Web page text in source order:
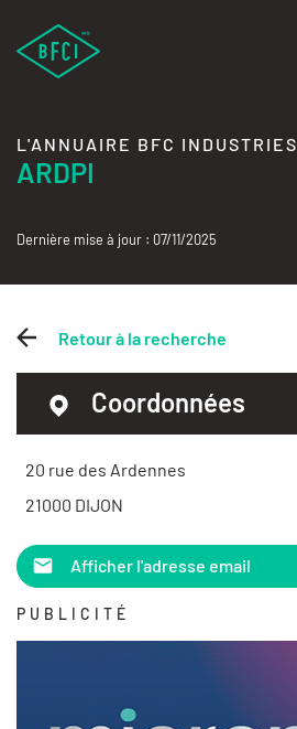
L'ANNUAIRE BFC INDUSTRIES
ARDPI
Dernière mise à jour : 07/11/2025
Retour à la recherche
Coordonnées
20 rue des Ardennes
21000 DIJON
Afficher l'adresse email
PUBLICITÉ